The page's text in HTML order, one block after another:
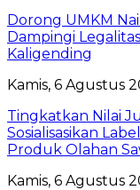
Dorong UMKM
Dampingi
Kaligending
Kamis, 6 Agustus
Tingkatkan Nilai
Sosialisasikan
Produk Olahan
Kamis, 6 Agustus